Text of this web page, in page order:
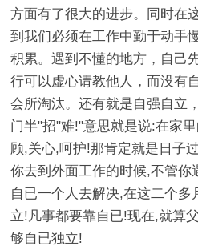
方面有了很大的进步。同时在
到我们必须在工作中勤于动手
积累。遇到不懂的地方，自己
行可以虚心请教他人，而没有
会所淘汰。还有就是自强自立
门半"招"难!"意思就是说:在家
顾,关心,呵护!那肯定就是日子
你去到外面工作的时候,不管你
自已一个人去解决,在这二个多
立!凡事都要靠自已!现在,就算
够自已独立!